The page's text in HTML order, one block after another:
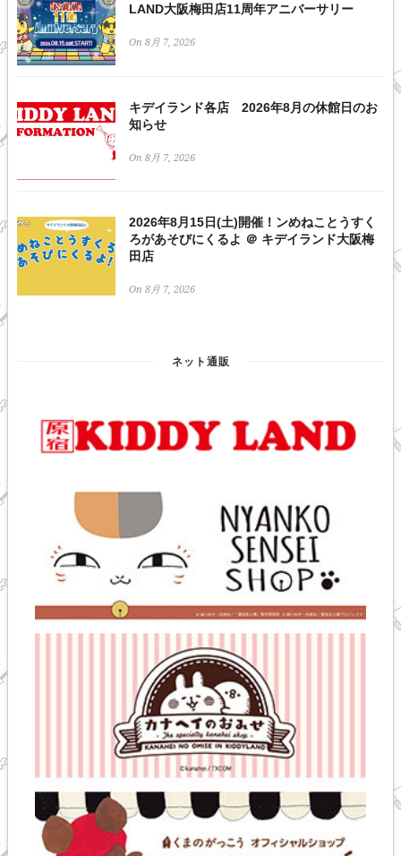
LAND大阪梅田店11周年アニバーサリー
On 8月 7, 2026
キデイランド各店 2026年8月の休館日のお
知らせ
On 8月 7, 2026
2026年8月15日(土)開催！ンめねことうすく
ろがあそびにくるよ ＠ キデイランド大阪梅
田店
On 8月 7, 2026
ネット通販